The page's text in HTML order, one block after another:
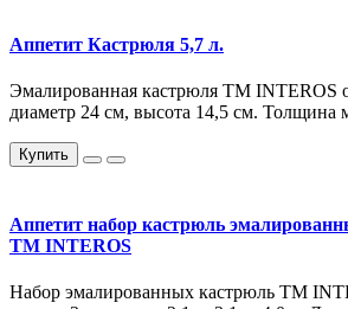
Аппетит Кастрюля 5,7 л.
Эмалированная кастрюля TM INTEROS
диаметр 24 см, высота 14,5 см. Толщина
Купить
Аппетит набор кастрюль
TM INTEROS
Набор эмалированных кастрюль ТМ